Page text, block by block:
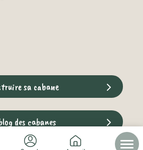
sa cabane
des cabanes